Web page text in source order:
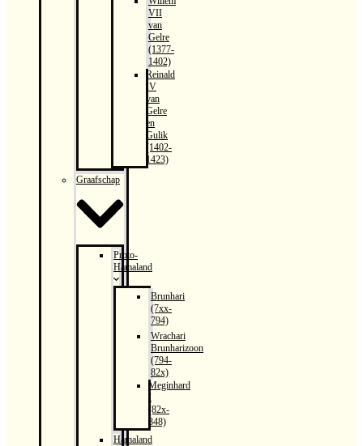
VII
van
Gelre
(1377-
1402)
Reinald
IV
van
Gelre
en
Gulik
(1402-
1423)
Graafschap
Proto-
Hamaland
Brunhari
(7xx-
794)
Wrachari
Brunharizoon
(794-
82x)
Meginhard
I
(82x-
848)
Hamaland